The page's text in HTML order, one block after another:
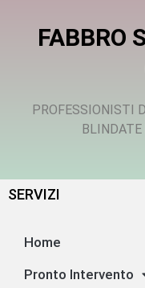
FABBRO
PROFESSIONISTI
BLINDATE
SERVIZI
Home
Pronto Intervento